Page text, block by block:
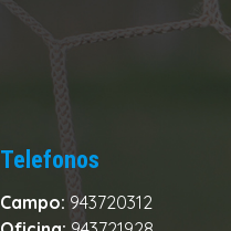
Telefonos
Campo: 943720312